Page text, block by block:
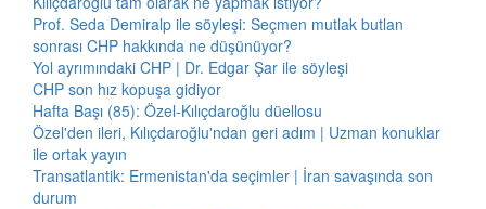
Prof. Seda Demiralp ile söyleşi: Seçmen mutlak butlan
sonrası CHP hakkında ne düşünüyor?
Yol ayrımındaki CHP | Dr. Edgar Şar ile söyleşi
CHP son hız kopuşa gidiyor
Hafta Başı (85): Özel-Kılıçdaroğlu düellosu
Özel'den ileri, Kılıçdaroğlu'ndan geri adım | Uzman konuklar
ile ortak yayın
Transatlantik: Ermenistan'da seçimler | İran savaşında son
durum